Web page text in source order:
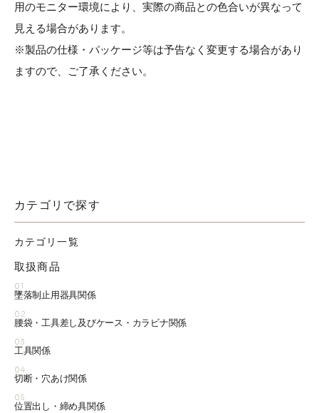
用のモニター環境により、実際の商品との色合いが異なって
見える場合があります。
※製品の仕様・パッケージ等は予告なく変更する場合があり
ますので、ご了承ください。
カテゴリで探す
カテゴリ一覧
取扱商品
01
墜落制止用器具関係
02
腰袋・工具差し及びケース・カラビナ関係
03
工具関係
04
切断・穴あけ関係
05
位置出し・締め具関係